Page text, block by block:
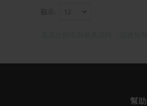
顯示
幫助